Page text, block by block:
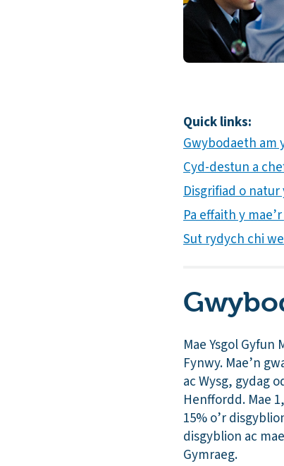
Quick links:
Gwybodaeth am
Cyd-destun a
Disgrifiad o
Pa effaith y
Sut rydych chi
Mae Ysgol
Fynwy. Mae’n
ac Wysg, gydag
Henffordd. Mae
15% o’r
disgyblion ac
Gymraeg.